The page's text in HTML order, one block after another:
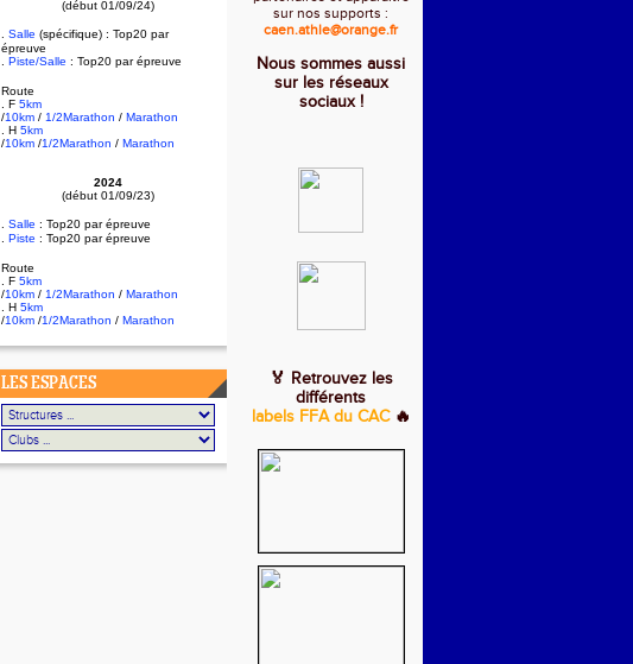
(début 01/09/24)
. Salle (spécifique) : Top20 par
épreuve
Piste/Salle : Top20 par épreuve
Route
. F 5km
/10km / 1/2Marathon / Marathon
. H 5km
/10km /1/2Marathon / Marathon
2024
(début 01/09/23)
. Salle : Top20 par épreuve
Piste : Top20 par épreuve
Route
. F 5km
/10km / 1/2Marathon / Marathon
. H 5km
/10km /1/2Marathon / Marathon
LES ESPACES
sur nos supports :
caen.athle@orange.fr
Nous sommes aussi
sur les réseaux
sociaux !
🏅 Retrouvez les
différents
labels FFA du CAC 🔥